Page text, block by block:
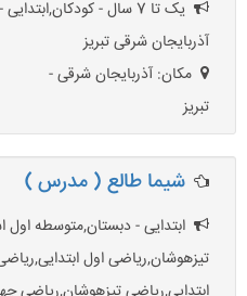
یک تا 7 سال -
آذربایجان شرقی تبریز
مکان: آذربایجان شرقی -
تبریز
شیما طالع ( مدرس )
ابتدایی - دبستان,متوسطه
تیزهوشان,ریاضی اول